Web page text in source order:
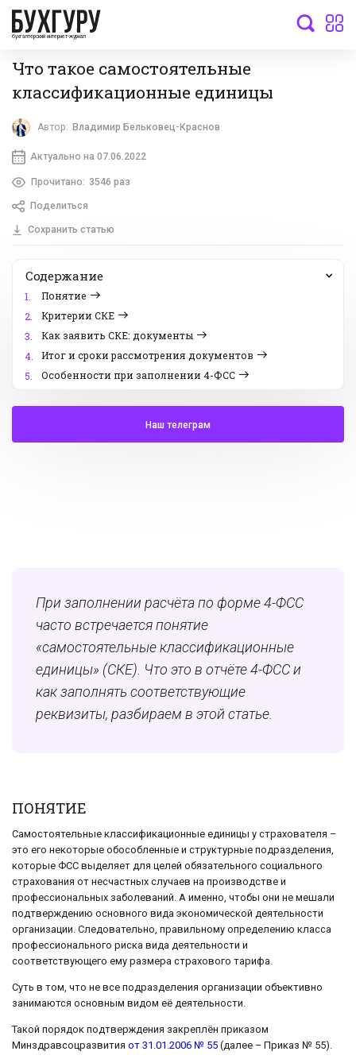
бухгалтерский интернет-журнал
Что такое самостоятельные
классификационные единицы
Автор: Владимир Бельковец-Краснов
Актуально на 07.06.2022
Прочитано: 3546 раз
Поделиться
Сохранить статью
Содержание
1.
Понятие
2.
Критерии СКЕ
3.
Как заявить СКЕ: документы
4.
Итог и сроки рассмотрения документов
5.
Особенности при заполнении 4-ФСС
Наш телеграм
При заполнении расчёта по форме 4-ФСС
часто встречается понятие
«самостоятельные классификационные
единицы» (СКЕ). Что это в отчёте 4-ФСС и
как заполнять соответствующие
реквизиты, разбираем в этой статье.
ПОНЯТИЕ
Самостоятельные классификационные единицы у страхователя –
это его некоторые обособленные и структурные подразделения,
которые ФСС выделяет для целей обязательного социального
страхования от несчастных случаев на производстве и
профессиональных заболеваний. А именно, чтобы они не мешали
подтверждению основного вида экономической деятельности
организации. Следовательно, правильному определению класса
профессионального риска вида деятельности и
соответствующего ему размера страхового тарифа.
Суть в том, что не все подразделения организации объективно
занимаются основным видом её деятельности.
Такой порядок подтверждения закреплён приказом
Минздравсоцразвития от 31.01.2006 № 55 (далее – Приказ № 55).